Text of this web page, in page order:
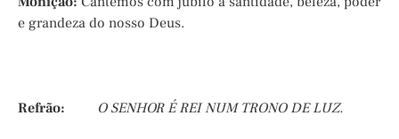
e grandeza do nosso Deus.
Refrão: O SENHOR É REI NUM TRONO DE LUZ.